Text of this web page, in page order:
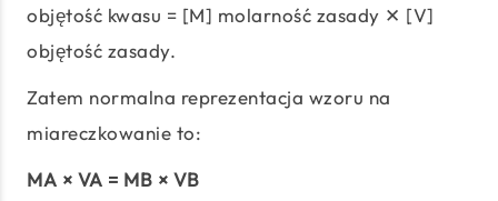
objętość kwasu = [M] molarność zasady ✕ [V]
objętość zasady.
Zatem normalna reprezentacja wzoru na
miareczkowanie to:
MA × VA = MB × VB